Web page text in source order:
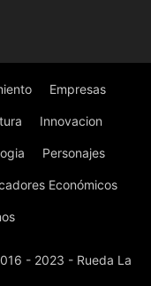
Empresas
Innovacion
Personajes
Económicos
- 2023 - Rueda La